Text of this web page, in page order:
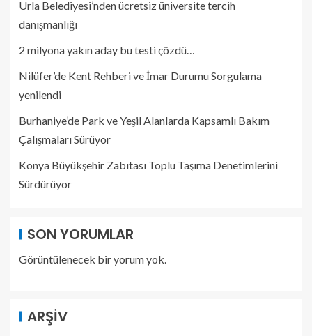
Urla Belediyesi’nden ücretsiz üniversite tercih
danışmanlığı
2 milyona yakın aday bu testi çözdü…
Nilüfer’de Kent Rehberi ve İmar Durumu Sorgulama
yenilendi
Burhaniye’de Park ve Yeşil Alanlarda Kapsamlı Bakım
Çalışmaları Sürüyor
Konya Büyükşehir Zabıtası Toplu Taşıma Denetimlerini
Sürdürüyor
SON YORUMLAR
Görüntülenecek bir yorum yok.
ARŞIV